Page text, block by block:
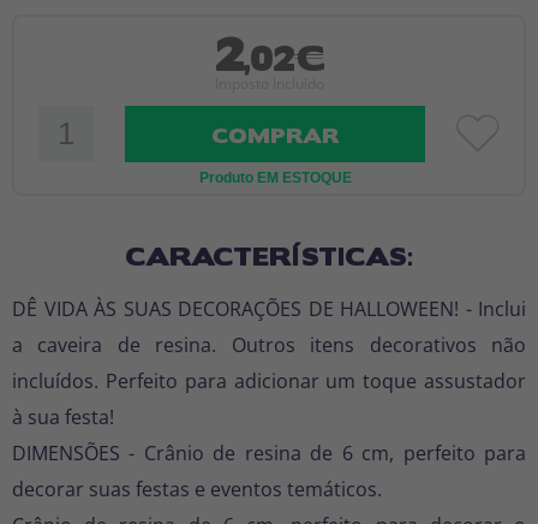
2,02€
COMPRAR
Produto EM ESTOQUE
CARACTERÍSTICAS:
DÊ VIDA ÀS SUAS DECORAÇÕES DE HALLOWEEN! - Inclui
a caveira de resina. Outros itens decorativos não
incluídos. Perfeito para adicionar um toque assustador
à sua festa!
DIMENSÕES - Crânio de resina de 6 cm, perfeito para
decorar suas festas e eventos temáticos.